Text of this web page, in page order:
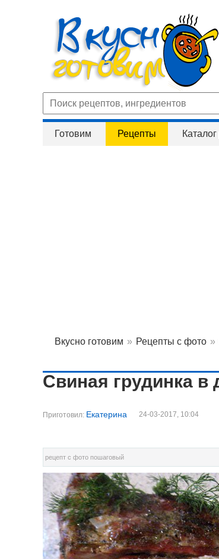
Готовим Рецепты
Вкусно готовим » Рецепты с фото »
Свиная грудинка в
Приготовил: Екатерина 24-03-2017, 10:04
рецепт с фото пошаговый